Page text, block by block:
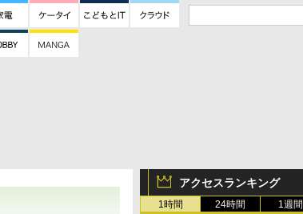
アクセスランキング
1時間 24時間 1週間